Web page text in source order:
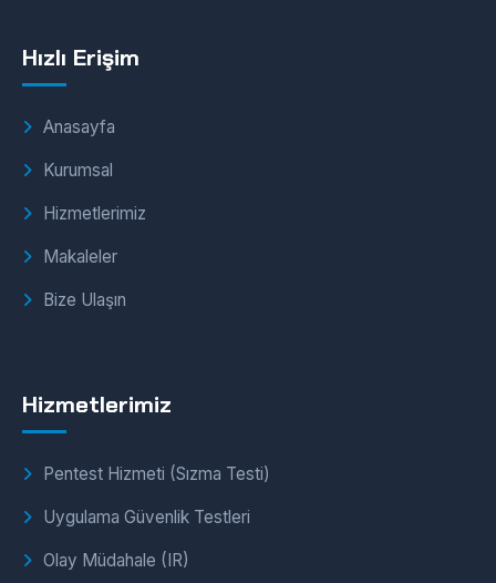
Hızlı Erişim
Anasayfa
Kurumsal
Hizmetlerimiz
Makaleler
Bize Ulaşın
Hizmetlerimiz
Pentest Hizmeti (Sızma Testi)
Uygulama Güvenlik Testleri
Olay Müdahale (IR)